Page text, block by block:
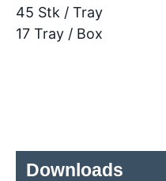
45 Stk / Tray
17 Tray / Box
Downloads